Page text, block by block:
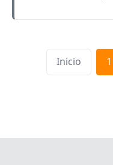
Inicio 1